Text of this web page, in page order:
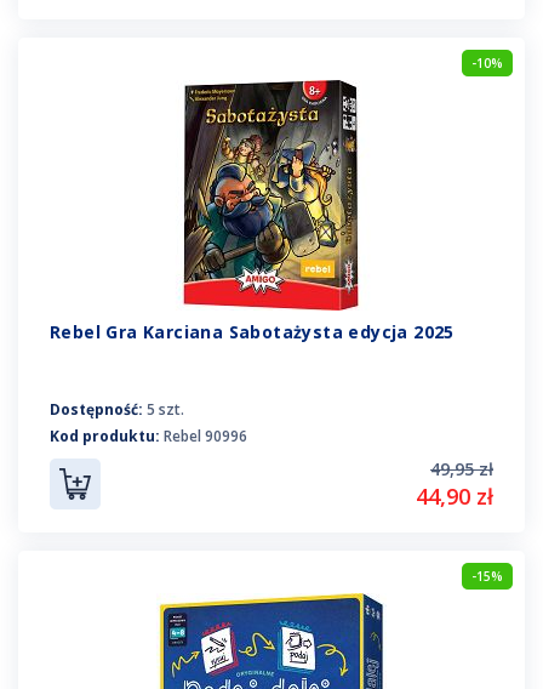
-10%
Rebel Gra Karciana Sabotażysta edycja 2025
Dostępność: 5 szt.
Kod produktu: Rebel 90996
49,95 zł
44,90 zł
-15%